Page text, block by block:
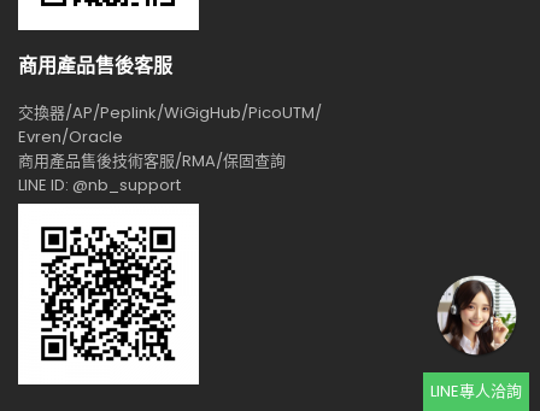
商用產品售後客服
交換器/AP/Peplink/WiGigHub/PicoUTM/
Evren/Oracle
商用產品售後技術客服/RMA/保固查詢
LINE ID: @nb_support
LINE專人洽詢